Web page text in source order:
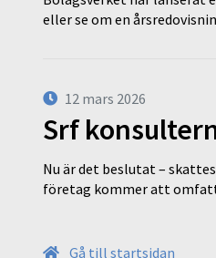
eller se om en
12 mars 2026
Srf
Nu är det beslutat –
företag kommer att
Gå till startsidan